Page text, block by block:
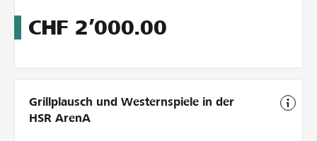
CHF 2’000.00
Grillplausch und Westernspiele in der
HSR ArenA